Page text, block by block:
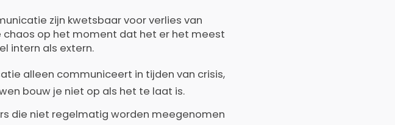
zijn kwetsbaar voor verlies van
op het moment dat het er het meest
intern als extern.
alleen communiceert in tijden van crisis,
bouw je niet op als het te laat is.
die niet regelmatig worden meegenomen